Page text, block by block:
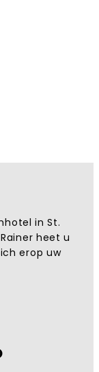
in St.
heet u
erop uw